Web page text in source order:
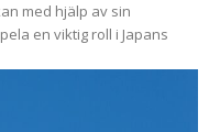
med hjälp av sin
en viktig roll i Japans